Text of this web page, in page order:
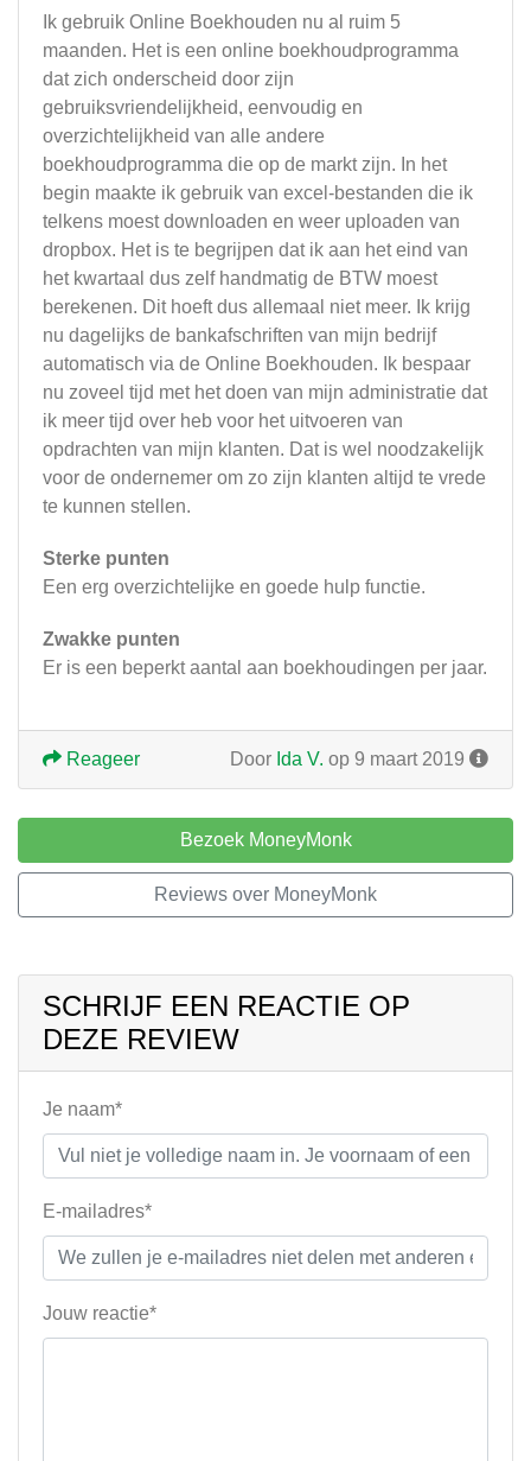
Ik gebruik Online Boekhouden nu al ruim 5
maanden. Het is een online boekhoudprogramma
dat zich onderscheid door zijn
gebruiksvriendelijkheid, eenvoudig en
overzichtelijkheid van alle andere
boekhoudprogramma die op de markt zijn. In het
begin maakte ik gebruik van excel-bestanden die ik
telkens moest downloaden en weer uploaden van
dropbox. Het is te begrijpen dat ik aan het eind van
het kwartaal dus zelf handmatig de BTW moest
berekenen. Dit hoeft dus allemaal niet meer. Ik krijg
nu dagelijks de bankafschriften van mijn bedrijf
automatisch via de Online Boekhouden. Ik bespaar
nu zoveel tijd met het doen van mijn administratie dat
ik meer tijd over heb voor het uitvoeren van
opdrachten van mijn klanten. Dat is wel noodzakelijk
voor de ondernemer om zo zijn klanten altijd te vrede
te kunnen stellen.
Sterke punten
Een erg overzichtelijke en goede hulp functie.
Zwakke punten
Er is een beperkt aantal aan boekhoudingen per jaar.
Door Ida V. op 9 maart 2019
Reageer
Bezoek MoneyMonk
Reviews over MoneyMonk
SCHRIJF EEN REACTIE OP
DEZE REVIEW
Je naam*
E-mailadres*
Jouw reactie*